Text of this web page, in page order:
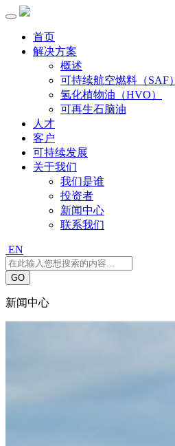
首页
解决方案
概述
可持续航空燃料（SAF）
氢化植物油（HVO）
可再生石脑油
人才
客户
可持续发展
关于我们
我们是谁
投资者
新闻中心
联系我们
EN
GO
新闻中心